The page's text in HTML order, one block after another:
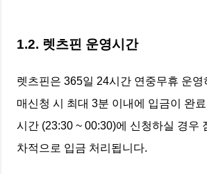
1.2. 렛츠핀 운영시간
렛츠핀은 365일 24시간 연중무휴 운
매신청 시 최대 3분 이내에 입금이 완
시간 (23:30 ~ 00:30)에 신청하실 경우
차적으로 입금 처리됩니다.